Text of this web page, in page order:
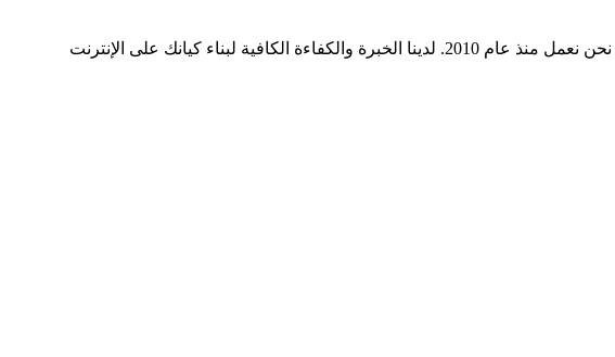
ميديا ​​سيرف هي شركة رائدة في مجال وسائل التواصل الاجتماعي وخدمات التسويق الرقمي وتصميم المواقع الإلكترونية. نحن نعمل منذ عام 2010. لدينا الخبرة والكفاءة الكافية لبناء كيانك على الإنترنت